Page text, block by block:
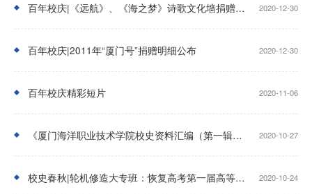
2020-12-30
百年校庆|《远航》、《海之梦》诗歌文化墙捐赠明细公布
2020-12-30
百年校庆|2011年“厦门号”捐赠明细公布
2020-11-06
百年校庆精彩短片
2020-10-27
《厦门海洋职业技术学院校史资料汇编（第一辑）》2020版编后语
2020-10-24
校史春秋|轮机修造大专班：恢复高考第一届高等教育教学班